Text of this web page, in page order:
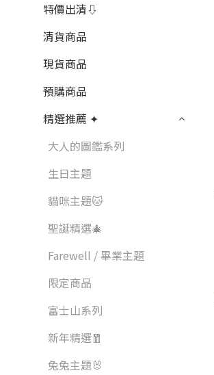
特價出清⇩
清貨商品
現貨商品
預購商品
精選推薦 ✦
大人的圖鑑系列
生日主題
貓咪主題🐱
聖誕精選🎄
Farewell / 畢業主題
限定商品
富士山系列
新年精選🧧
兔兔主題🐰